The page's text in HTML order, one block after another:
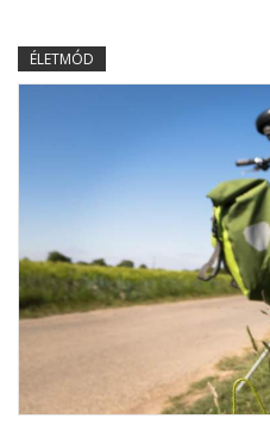
ÉLETMÓD